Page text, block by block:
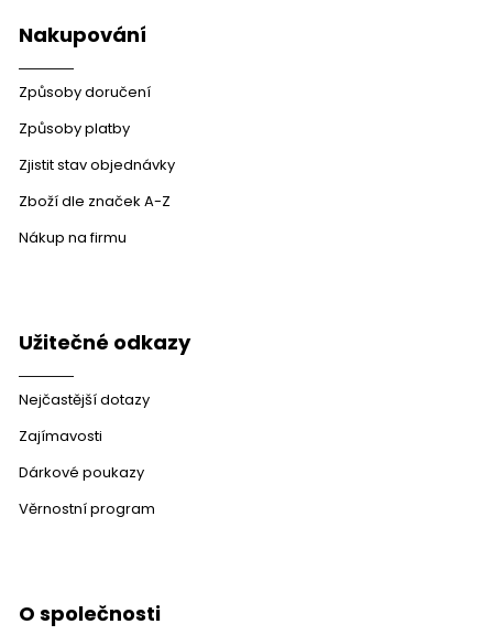
Nakupování
Způsoby doručení
Způsoby platby
Zjistit stav objednávky
Zboží dle značek A-Z
Nákup na firmu
Užitečné odkazy
Nejčastější dotazy
Zajímavosti
Dárkové poukazy
Věrnostní program
O společnosti